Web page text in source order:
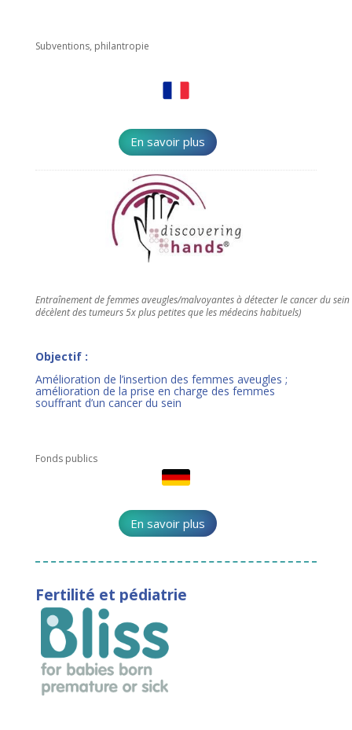
Subventions, philantropie
En savoir plus
Entraînement de femmes aveugles/malvoyantes à détecter le cancer du sein
décèlent des tumeurs 5x plus petites que les médecins habituels)
Objectif :
Amélioration de l’insertion des femmes aveugles ;
amélioration de la prise en charge des femmes
souffrant d’un cancer du sein
Fonds publics
En savoir plus
Fertilité et pédiatrie